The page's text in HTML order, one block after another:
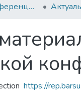
Материалы конференций и семинаров
https://